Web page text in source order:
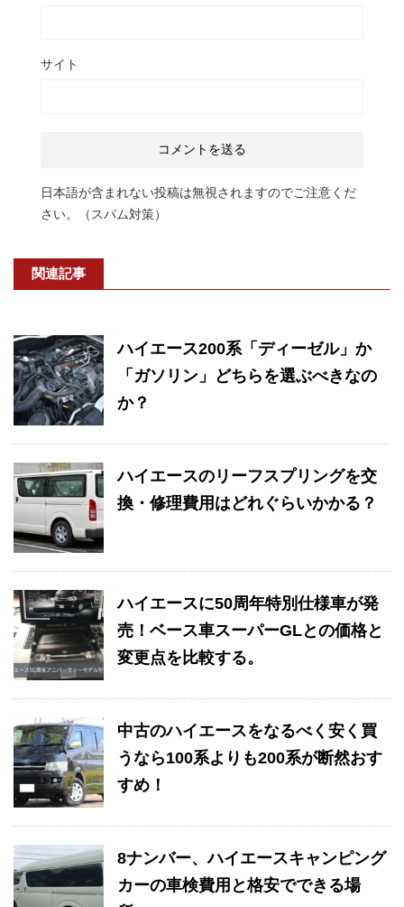
サイト
日本語が含まれない投稿は無視されますのでご注意くだ
さい。（スパム対策）
関連記事
ハイエース200系「ディーゼル」か
「ガソリン」どちらを選ぶべきなの
か？
ハイエースのリーフスプリングを交
換・修理費用はどれぐらいかかる？
ハイエースに50周年特別仕様車が発
売！ベース車スーパーGLとの価格と
変更点を比較する。
中古のハイエースをなるべく安く買
うなら100系よりも200系が断然おす
すめ！
8ナンバー、ハイエースキャンピング
カーの車検費用と格安でできる場